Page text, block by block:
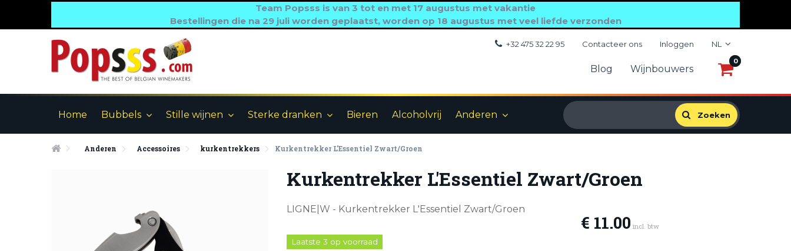
Team Popsss is van 3 tot en met 17 augustus met vakantie
Bestellingen die na 29 juli worden geplaatst, worden op 18 augustus met veel liefde verzonden
NL
Inloggen
Contacteer ons
+32 475 32 22 95
Blog Wijnbouwers
0
0
Zoeken
Home Bubbels Stille wijnen Sterke dranken Bieren Alcoholvrij Anderen
Anderen Accessoires kurkentrekkers Kurkentrekker L'Essentiel Zwart/Groen
Kurkentrekker L'Essentiel Zwart/Groen
LIGNE|W - Kurkentrekker L'Essentiel Zwart/Groen
Laatste 3 op voorraad
€ 11.00 incl. btw